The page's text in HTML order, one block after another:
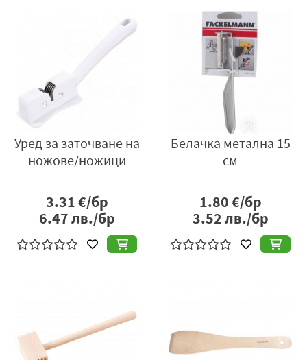
Уред за заточване на
ножове/ножици
3.31€/бр
6.47лв./бр
Белачка метална 15
см
1.80€/бр
3.52лв./бр